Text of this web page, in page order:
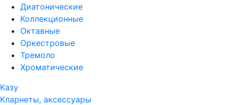
Диатонические
Коллекционные
Октавные
Оркестровые
Тремоло
Хроматические
Казу
Кларнеты, аксессуары